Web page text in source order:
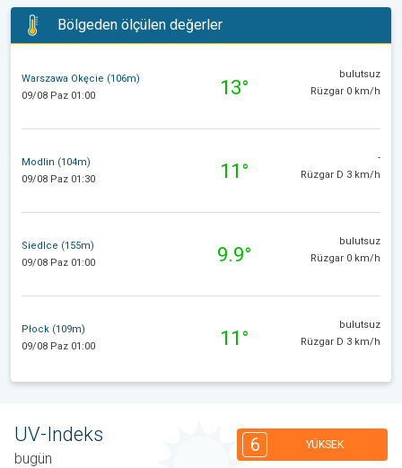
Bölgeden ölçülen değerler
Warszawa Okęcie (106m)
09/08 Paz 01:00
13°
bulutsuz
Rüzgar 0 km/h
Modlin (104m)
09/08 Paz 01:30
11°
-
Rüzgar D 3 km/h
Siedlce (155m)
09/08 Paz 01:00
9.9°
bulutsuz
Rüzgar 0 km/h
Płock (109m)
09/08 Paz 01:00
11°
bulutsuz
Rüzgar D 3 km/h
UV-Indeks
bugün
6 YÜKSEK